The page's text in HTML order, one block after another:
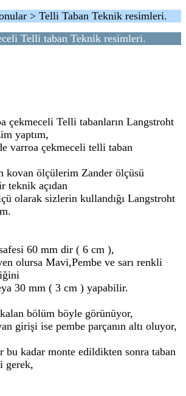
> Telli Taban Teknik resimleri.
Telli taban Teknik resimleri.
çekmeceli Telli tabanların Langstroht
yaptım,
varroa çekmeceli telli taban
kovan ölçülerim Zander ölçüsü
teknik açıdan
olarak sizlerin kullandığı Langstroht
60 mm dir ( 6 cm ),
olursa Mavi,Pembe ve sarı renkli
30 mm ( 3 cm ) yapabilir.
bölüm böyle görünüyor,
girişi ise pembe parçanın altı oluyor,
bu kadar monte edildikten sonra taban
gerek,